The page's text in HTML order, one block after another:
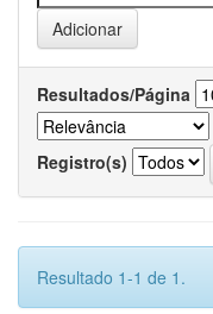
Resultados/Página
Registro(s)
Resultado 1-1 de 1.